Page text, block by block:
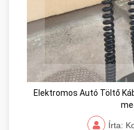
Elektromos Autó Töltő
Írta: